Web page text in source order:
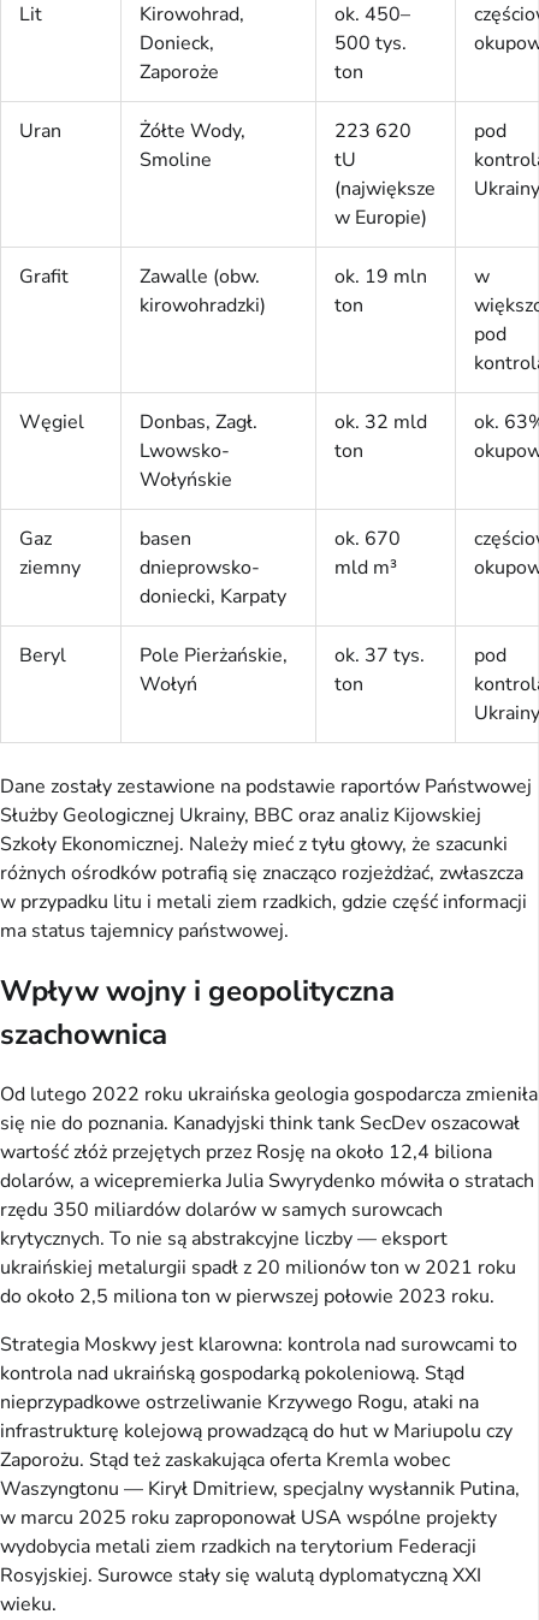
Lit
Kirowohrad,
Donieck,
Zaporoże
ok. 450–
500 tys.
ton
Uran
Żółte Wody,
Smoline
223 620
tU
(największe
w Europie)
pod
Ukrainy
Grafit
Zawalle (obw.
kirowohradzki)
ok. 19 mln
ton
w
pod
Węgiel
Donbas, Zagł.
Lwowsko-
Wołyńskie
ok. 32 mld
ton
ok.
Gaz
ziemny
basen
dnieprowsko-
doniecki, Karpaty
ok. 670
mld m³
Beryl
Pole Pierżańskie,
Wołyń
ok. 37 tys.
ton
pod
Ukrainy
Dane zostały zestawione na podstawie raportów Państwowej
Służby Geologicznej Ukrainy, BBC oraz analiz Kijowskiej
Szkoły Ekonomicznej. Należy mieć z tyłu głowy, że szacunki
różnych ośrodków potrafią się znacząco rozjeżdżać, zwłaszcza
w przypadku litu i metali ziem rzadkich, gdzie część informacji
ma status tajemnicy państwowej.
Wpływ wojny i geopolityczna
szachownica
Od lutego 2022 roku ukraińska geologia gospodarcza zmieniła
się nie do poznania. Kanadyjski think tank SecDev oszacował
wartość złóż przejętych przez Rosję na około 12,4 biliona
dolarów, a wicepremierka Julia Swyrydenko mówiła o stratach
rzędu 350 miliardów dolarów w samych surowcach
krytycznych. To nie są abstrakcyjne liczby — eksport
ukraińskiej metalurgii spadł z 20 milionów ton w 2021 roku
do około 2,5 miliona ton w pierwszej połowie 2023 roku.
Strategia Moskwy jest klarowna: kontrola nad surowcami to
kontrola nad ukraińską gospodarką pokoleniową. Stąd
nieprzypadkowe ostrzeliwanie Krzywego Rogu, ataki na
infrastrukturę kolejową prowadzącą do hut w Mariupolu czy
Zaporożu. Stąd też zaskakująca oferta Kremla wobec
Waszyngtonu — Kirył Dmitriew, specjalny wysłannik Putina,
w marcu 2025 roku zaproponował USA wspólne projekty
wydobycia metali ziem rzadkich na terytorium Federacji
Rosyjskiej. Surowce stały się walutą dyplomatyczną XXI
wieku.